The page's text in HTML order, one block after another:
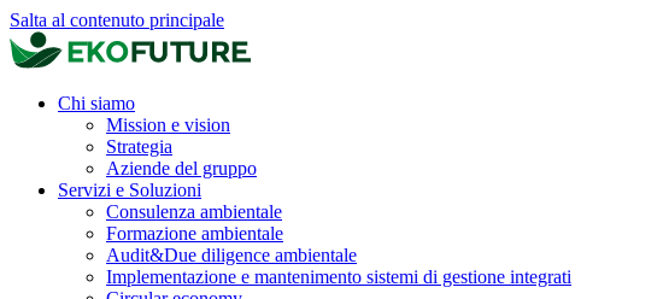
Salta al contenuto principale
Chi siamo
Mission e vision
Strategia
Aziende del gruppo
Servizi e Soluzioni
Consulenza ambientale
Formazione ambientale
Audit&Due diligence ambientale
Implementazione e mantenimento sistemi di gestione integrati